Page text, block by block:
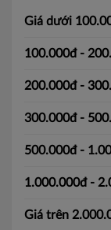
Giá dưới
100.000đ -
200.000đ -
300.000đ -
500.000đ -
1.000.000đ -
Giá trên